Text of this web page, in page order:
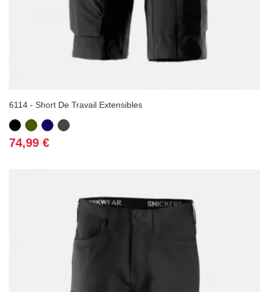
6114 - Short De Travail Extensibles
Noir Vert
Kaki
Bleu
marine
Gris
Prix
74,99 €